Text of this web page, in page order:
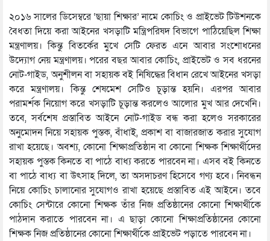
২০১৬ সালের ডিসেম্বরে ‘ছায়া শিক্ষার’ নামে কোচিং ও প্রাইভেট টিউশনকে
বৈধতা দিয়ে করা আইনের খসড়াটি মন্ত্রিপরিষদ বিভাগে পাঠিয়েছিল শিক্ষা
মন্ত্রণালয়। কিন্তু বিতর্কের মুখে সেটি ফেরত এনে আবার সংশোধনের
উদ্যোগ নেয় মন্ত্রণালয়। পরের বছর আবার কোচিং, প্রাইভেট ও সব ধরনের
নোট-গাইড, অনুশীলন বা সহায়ক বই নিষিদ্ধের বিধান রেখে আইনের খসড়া
করে মন্ত্রণালয়। কিন্তু শেষমেশ সেটিও চূড়ান্ত হয়নি। এরপর আবার
পরামর্শক নিয়োগ করে খসড়াটি চূড়ান্ত করলেও আলোর মুখ আর দেখেনি।
তবে, সর্বশেষ প্রস্তাবিত আইনে নোট-গাইড বন্ধ করা হলেও সরকারের
অনুমোদন নিয়ে সহায়ক পুস্তক, বাঁধাই, প্রকাশ বা বাজারজাত করার সুযোগ
রাখা হয়েছে। অবশ্য, কোনো শিক্ষাপ্রতিষ্ঠান বা কোনো শিক্ষক শিক্ষার্থীদের
সহায়ক পুস্তক কিনতে বা পাঠে বাধ্য করতে পারবেন না। এসব বই কিনতে
বা পাঠে বাধ্য বা উৎসাহ দিলে, তা অসদাচরণ হিসেবে গণ্য হবে। নিবন্ধন
নিয়ে কোচিং চালানোর সুযোগও রাখা হয়েছে প্রস্তাবিত এই আইনে। তবে
কোচিং সেন্টারে কোনো শিক্ষক তাঁর নিজ প্রতিষ্ঠানের কোনো শিক্ষার্থীকে
পাঠদান করাতে পারবেন না। এ ছাড়া কোনো শিক্ষাপ্রতিষ্ঠানের কোনো
শিক্ষক নিজ প্রতিষ্ঠানের কোনো শিক্ষার্থীকে প্রাইভেট পড়াতে পারবেন না।